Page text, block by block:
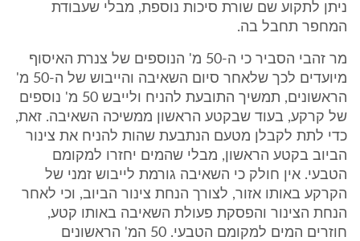
ניתן לתקוע שם שורת סיכות נוספת, מבלי שעבודת
המחפר תחבל בה.
מר זהבי הסביר כי ה-50 מ' הנוספים של צנרת האיסוף
מיועדים לכך שלאחר סיום השאיבה והייבוש של ה-50 מ'
הראשונים, תמשיך התובעת להניח ולייבש 50 מ' נוספים
של קרקע, בעוד שבקטע הראשון ממשיכה השאיבה. זאת,
כדי לתת לקבלן מטעם הנתבעת שהות להניח את צינור
הביוב בקטע הראשון, מבלי שהמים יחזרו למקומם
הטבעי. אין חולק כי השאיבה גורמת לייבוש זמני של
הקרקע באותו אזור, לצורך הנחת צינור הביוב, וכי לאחר
הנחת הצינור והפסקת פעולת השאיבה באותו קטע,
חוזרים המים למקומם הטבעי. 50 המ' הראשונים